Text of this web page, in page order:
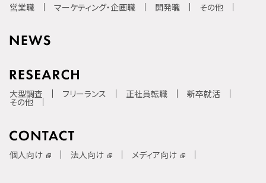
営業職 マーケティング・企画職 開発職 その他
大型調査 フリーランス 正社員転職 新卒就活
その他
個人向け 法人向け メディア向け